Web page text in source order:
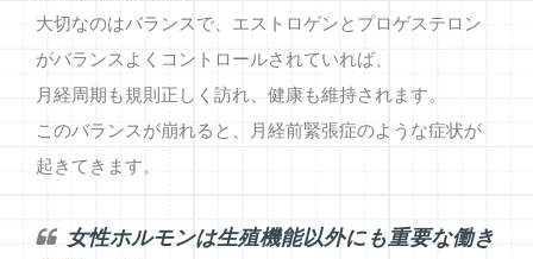
大切なのはバランスで、エストロゲンとプロゲステロン
がバランスよくコントロールされていれば、
月経周期も規則正しく訪れ、健康も維持されます。
このバランスが崩れると、月経前緊張症のような症状が
起きてきます。
女性ホルモンは生殖機能以外にも重要な働き